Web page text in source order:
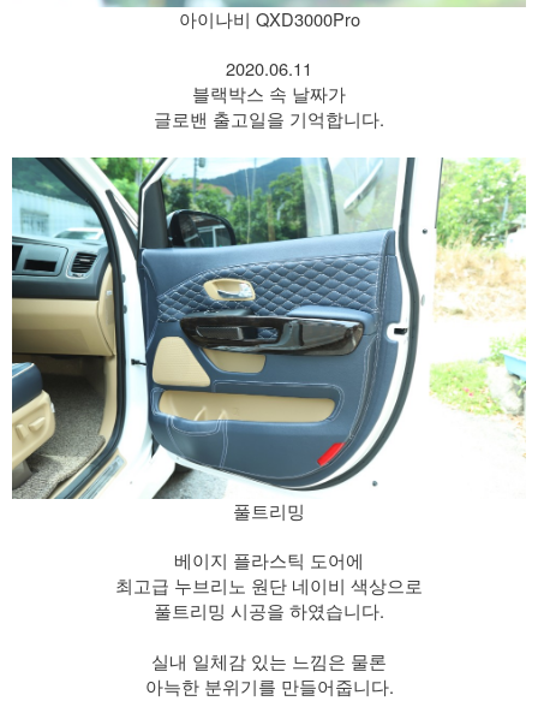
아이나비 QXD3000Pro
2020.06.11
블랙박스 속 날짜가
글로밴 출고일을 기억합니다.
풀트리밍
베이지 플라스틱 도어에
최고급 누브리노 원단 네이비 색상으로
풀트리밍 시공을 하였습니다.
​ 실내 일체감 있는 느낌은 물론
아늑한 분위기를 만들어줍니다.